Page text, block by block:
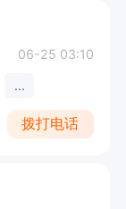
06-25 03:10
...
拨打电话